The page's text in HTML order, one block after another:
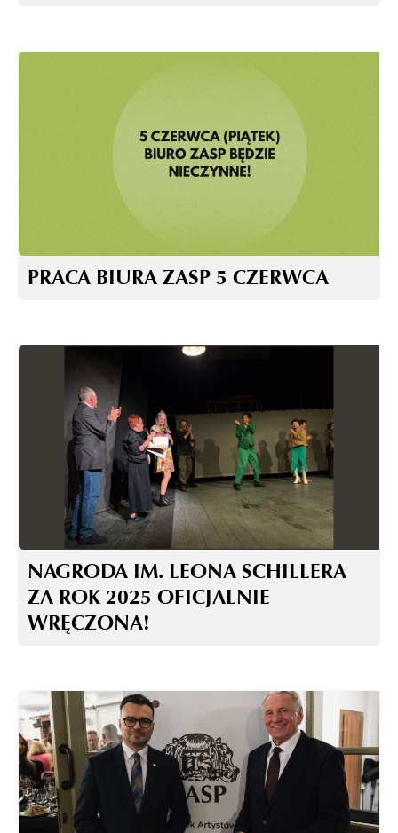
PRACA BIURA ZASP 5 CZERWCA
NAGRODA IM. LEONA SCHILLERA
ZA ROK 2025 OFICJALNIE
WRĘCZONA!